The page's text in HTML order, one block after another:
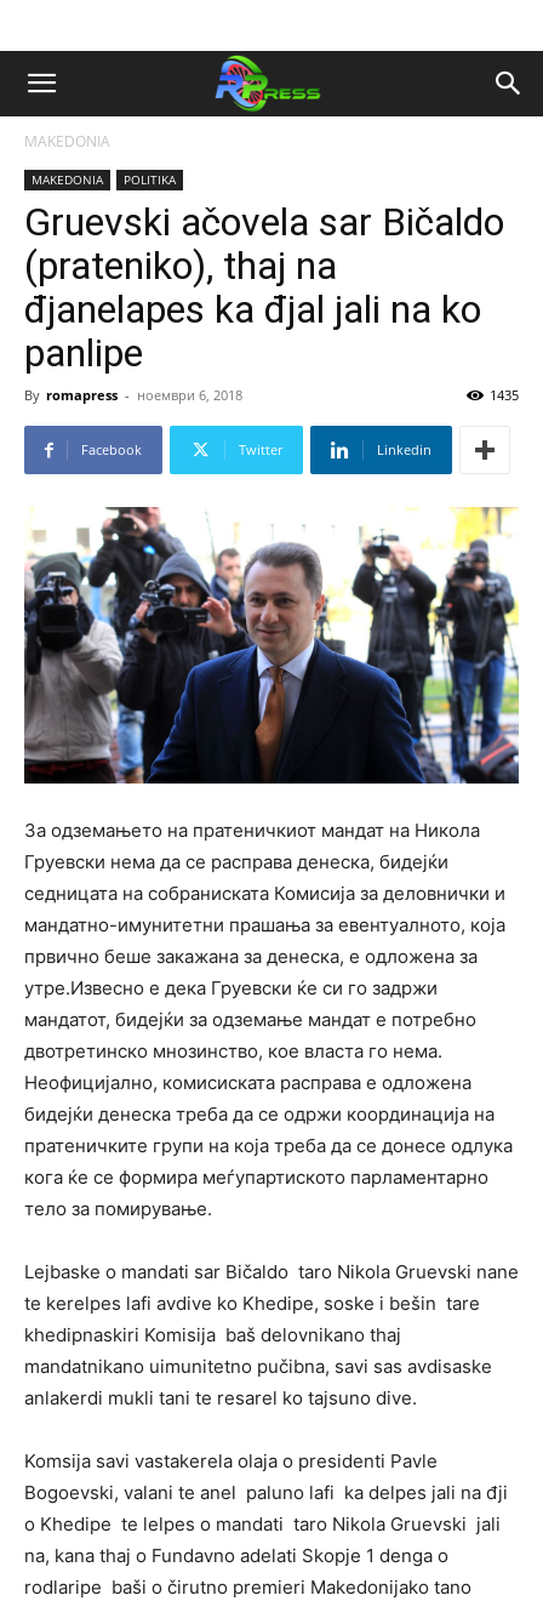
MAKEDONIA
MAKEDONIA POLITIKA
Gruevski ačovela sar Bičaldo
(prateniko), thaj na
đjanelapes ka đjal jali na ko
panlipe
By romapress - ноември 6, 2018 1435
Facebook Twitter Linkedin
За одземањето на пратеничкиот мандат на Никола
Груевски нема да се расправа денеска, бидејќи
седницата на собраниската Комисија за деловнички и
мандатно-имунитетни прашања за евентуалното, која
првично беше закажана за денеска, е одложена за
утре.Извесно е дека Груевски ќе си го задржи
мандатот, бидејќи за одземање мандат е потребно
двотретинско мнозинство, кое власта го нема.
Неофицијално, комисиската расправа е одложена
бидејќи денеска треба да се одржи координација на
пратеничките групи на која треба да се донесе одлука
кога ќе се формира меѓупартиското парламентарно
тело за помирување.
Lejbaske o mandati sar Bičaldo taro Nikola Gruevski nane
te kerelpes lafi avdive ko Khedipe, soske i bešin tare
khedipnaskiri Komisija baš delovnikano thaj
mandatnikano uimunitetno pučibna, savi sas avdisaske
anlakerdi mukli tani te resarel ko tajsuno dive.
Komsija savi vastakerela olaja o presidenti Pavle
Bogoevski, valani te anel paluno lafi ka delpes jali na đji
o Khedipe te lelpes o mandati taro Nikola Gruevski jali
na, kana thaj o Fundavno adelati Skopje 1 denga o
rodlaripe baši o čirutno premieri Makedonijako tano